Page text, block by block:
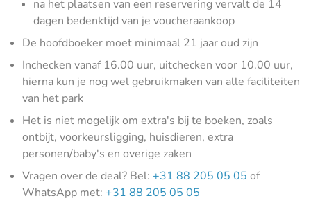
na het plaatsen van een reservering vervalt de 14
dagen bedenktijd van je voucheraankoop
De hoofdboeker moet minimaal 21 jaar oud zijn
Inchecken vanaf 16.00 uur, uitchecken voor 10.00 uur,
hierna kun je nog wel gebruikmaken van alle faciliteiten
van het park
Het is niet mogelijk om extra's bij te boeken, zoals
ontbijt, voorkeursligging, huisdieren, extra
personen/baby's en overige zaken
Vragen over de deal? Bel: +31 88 205 05 05 of
WhatsApp met: +31 88 205 05 05